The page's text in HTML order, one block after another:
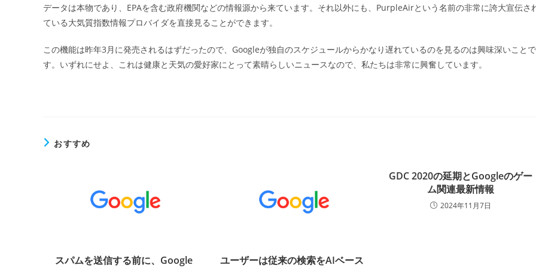
データは本物であり、EPAを含む政府機関などの情報源から来ています。それ以外にも、PurpleAirという名前の非常に誇大宣伝さ
ている大気質指数情報プロバイダを直接見ることができます。
この機能は昨年3月に発売されるはずだったので、Googleが独自のスケジュールからかなり遅れているのを見るのは興味深いことで
す。いずれにせよ、これは健康と天気の愛好家にとって素晴らしいニュースなので、私たちは非常に興奮しています。
おすすめ
スパムを送信する前に、Google
ユーザーは従来の検索をAIベース
GDC 2020の延期とGoogleのゲー
ム関連最新情報
2024年11月7日